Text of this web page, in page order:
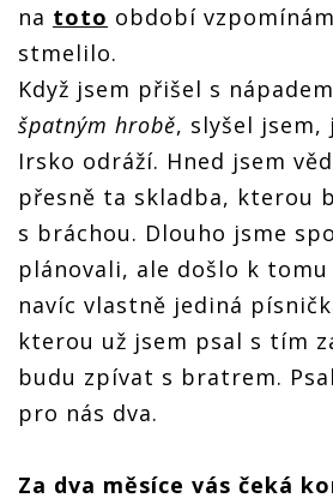
na toto období
stmelilo.
Když jsem přišel s
špatným hrobě, slyšel jsem,
Irsko odráží. Hned jsem
přesně ta skladba, kterou
s bráchou. Dlouho jsme
plánovali, ale došlo k tomu
navíc vlastně jediná
kterou už jsem psal s tím
budu zpívat s bratrem.
pro nás dva.
Za dva měsíce vás čeká